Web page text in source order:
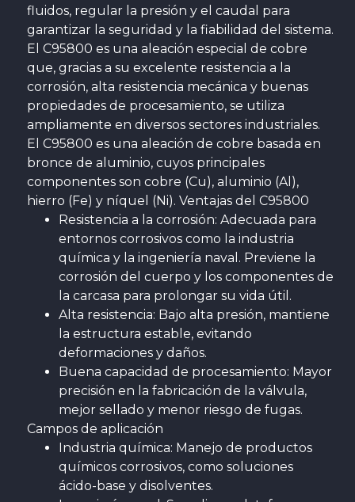
fluidos, regular la presión y el caudal para
garantizar la seguridad y la fiabilidad del sistema.
El C95800 es una aleación especial de cobre
que, gracias a su excelente resistencia a la
corrosión, alta resistencia mecánica y buenas
propiedades de procesamiento, se utiliza
ampliamente en diversos sectores industriales.
El C95800 es una aleación de cobre basada en
bronce de aluminio, cuyos principales
componentes son cobre (Cu), aluminio (Al),
hierro (Fe) y níquel (Ni). Ventajas del C95800
Resistencia a la corrosión: Adecuada para
entornos corrosivos como la industria
química y la ingeniería naval. Previene la
corrosión del cuerpo y los componentes de
la carcasa para prolongar su vida útil.
Alta resistencia: Bajo alta presión, mantiene
la estructura estable, evitando
deformaciones y daños.
Buena capacidad de procesamiento: Mayor
precisión en la fabricación de la válvula,
mejor sellado y menor riesgo de fugas.
Campos de aplicación
Industria química: Manejo de productos
químicos corrosivos, como soluciones
ácido-base y disolventes.